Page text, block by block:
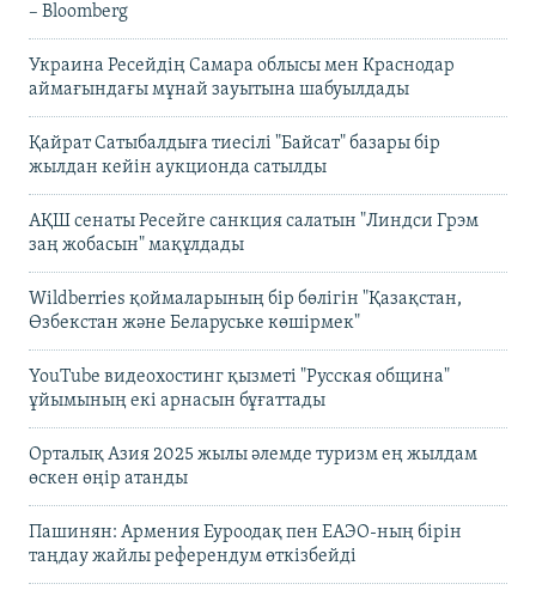
– Bloomberg
Украина Ресейдің Самара облысы мен Краснодар
аймағындағы мұнай зауытына шабуылдады
Қайрат Сатыбалдыға тиесілі "Байсат" базары бір
жылдан кейін аукционда сатылды
АҚШ сенаты Ресейге санкция салатын "Линдси Грэм
заң жобасын" мақұлдады
Wildberries қоймаларының бір бөлігін "Қазақстан,
Өзбекстан және Беларуське көшірмек"
YouTube видеохостинг қызметі "Русская община"
ұйымының екі арнасын бұғаттады
Орталық Азия 2025 жылы әлемде туризм ең жылдам
өскен өңір атанды
Пашинян: Армения Еуроодақ пен ЕАЭО-ның бірін
таңдау жайлы референдум өткізбейді